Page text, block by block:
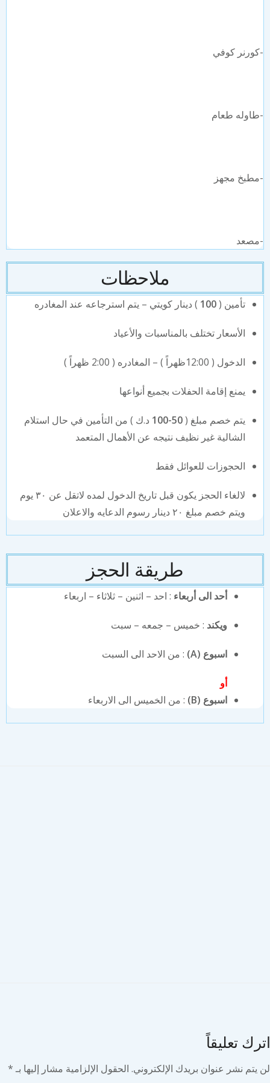
كوفي
طعام
مجهز
ملاحظات
تأمين (100) دينار كويتي – يتم استرجاعه عند المغادره
الأسعار تختلف بالمناسبات والأعياد
الدخول ( 12:00ظهراً ) – المغادره ( 2:00 ظهراً )
يمنع إقامة الحفلات بجميع أنواعها
يتم خصم مبلغ (50-100
د.ك ) من التأمين في حال استلام
الشالية غير نظيف نتيجه عن الأهمال المتعمد
الحجوزات للعوائل فقط
لالغاء الحجز يكون قبل تاريخ الدخول لمده لاتقل عن ٣٠ يوم
ويتم خصم مبلغ ٢٠ دينار رسوم الدعايه والاعلان
طريقة الحجز
أحد الى أربعاء: احد – اثنين – ثلاثاء – اربعاء
ويكند: خميس – جمعه – سبت
اسبوع (A) : من الاحد الى السبت
اسبوع (B)
: من الخميس الى الاربعاء
تعليقاً
نشر عنوان بريدك الإلكتروني. الحقول الإلزامية مشار إليها بـ*